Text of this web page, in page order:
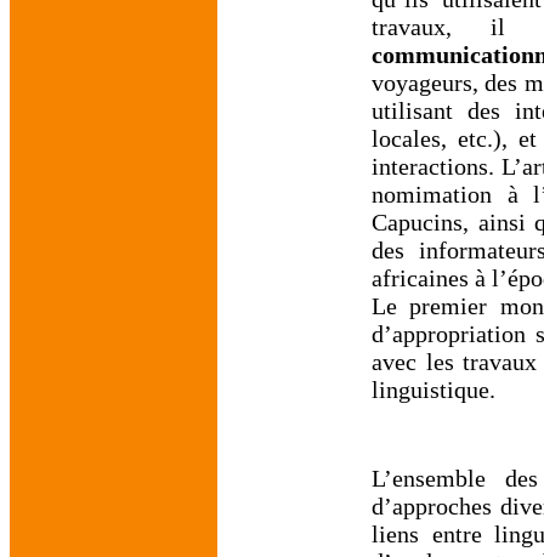
travaux, il
voyageurs, des
utilisant des
locales, etc.), et
interactions.
nomimation à
Capucins, ainsi
des
africaines à
Le premier
avec les
linguistique.
L’ensemble
d’approches
liens entre